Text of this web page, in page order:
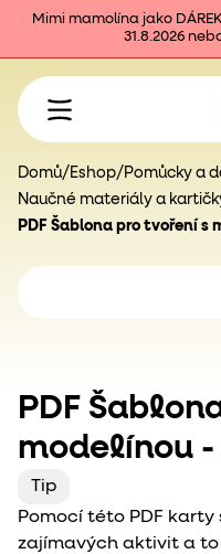
Mimi mamolína jako
31.8.2026
Domů/ Eshop/ Pomůcky a
Naučné materiály a
PDF Šablona pro tvoření s
PDF
modelínou
Tip
Pomocí této PDF karty
zajímavých aktivit a